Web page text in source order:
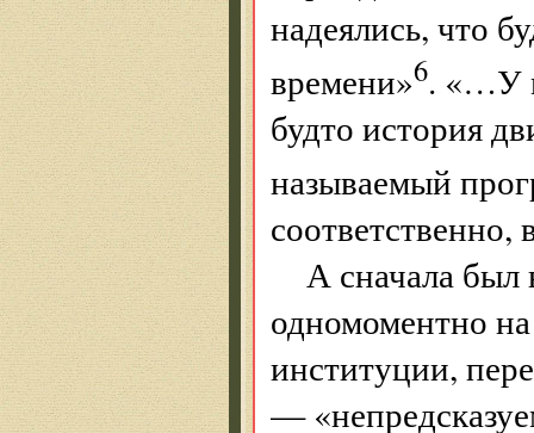
надеялись, что
времени»6. «…У
будто история
называемый
соответственно,
А сначала
одномоментно
институции,
—